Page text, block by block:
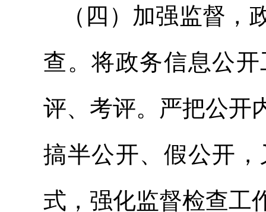
（四）加强监督，
查。将政务信息公
评、考评。严把公开
搞半公开、假公开
式，强化监督检查工